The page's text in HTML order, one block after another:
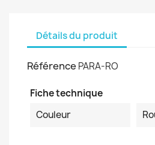
Détails du produit
Référence PARA-RO
Fiche technique
Couleur